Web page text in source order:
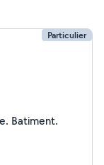
Particulier